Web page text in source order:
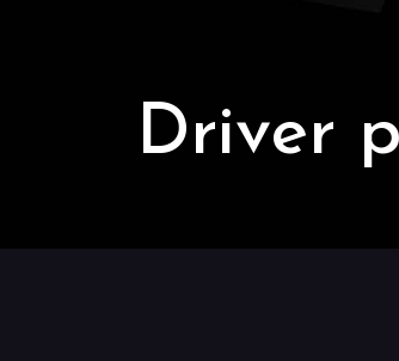
Driver